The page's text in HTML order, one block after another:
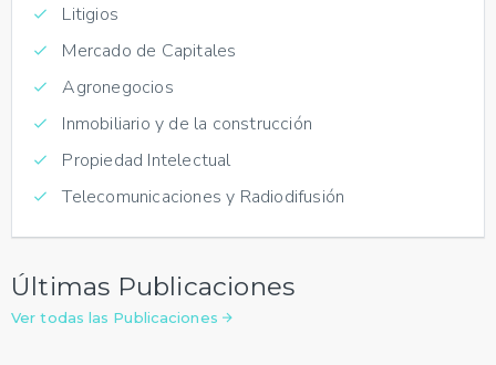
Litigios
Mercado de Capitales
Agronegocios
Inmobiliario y de la construcción
Propiedad Intelectual
Telecomunicaciones y Radiodifusión
Últimas Publicaciones
Ver todas las Publicaciones